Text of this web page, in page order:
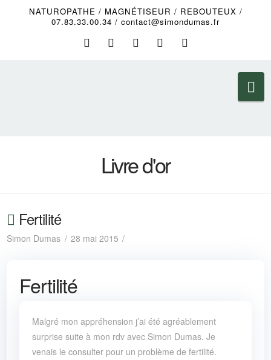
NATUROPATHE / MAGNÉTISEUR / REBOUTEUX /
07.83.33.00.34 / contact@simondumas.fr
Livre d'or
Fertilité
Simon Dumas 28 mai 2015
Fertilité
Malgré mon appréhension j’ai été agréablement
surprise suite à mon rdv avec Simon Dumas. Je
venais le consulter pour un problème de fertilité.